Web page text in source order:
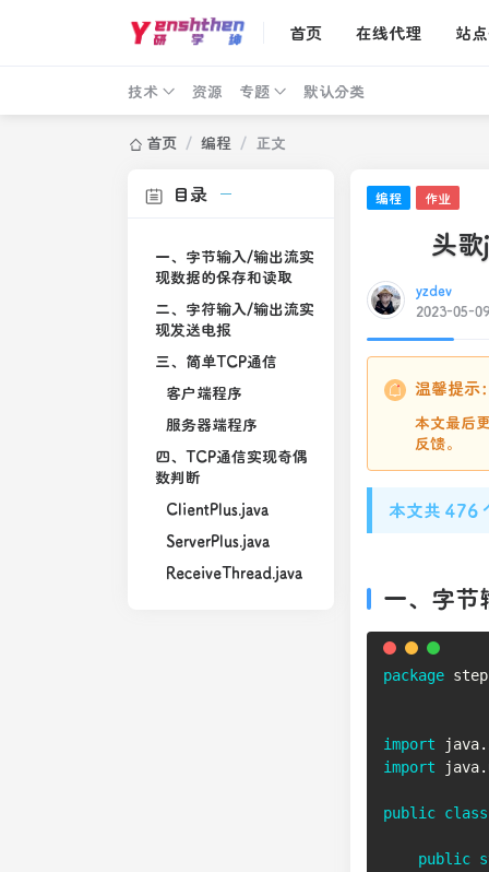
首页 在线代理 站
技术 资源 专题 默认分类
首页 / 编程 / 正文
目录
一、字节输入/输出流实
现数据的保存和读取
二、字符输入/输出流实
现发送电报
三、简单TCP通信
客户端程序
服务器端程序
四、TCP通信实现奇偶
数判断
ClientPlus.java
ServerPlus.java
ReceiveThread.java
编程 作业
头
yzdev
2023-05-09
温馨提示：
本文最后
反馈。
本文共 476
一、字节
package
import java.
import
java.
public class
public